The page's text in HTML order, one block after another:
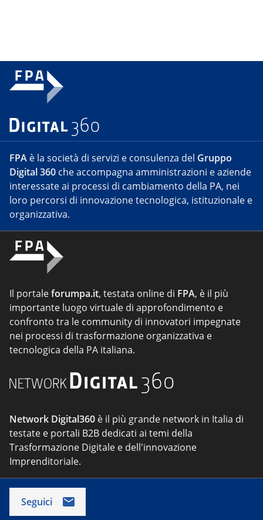
FPA è la società di servizi e consulenza del Gruppo
Digital 360 che accompagna amministrazioni e aziende
interessate ai processi di cambiamento della PA, nei
loro percorsi di innovazione tecnologica, istituzionale e
organizzativa.
Il portaleforumpa.it, testata online di FPA, è il più
importante luogo virtuale di approfondimento e
confronto tra le community di innovatori impegnate
nei processi di trasformazione organizzativa e
tecnologica della PA italiana.
Network Digital360 è il più grande network in Italia di
testate e portali B2B dedicati ai temi della
Trasformazione Digitale e dell'innovazione
Imprenditoriale.
Seguici